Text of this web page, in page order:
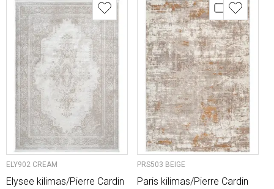
ELY902 CREAM
Elysee kilimas/Pierre Cardin
PRS503 BEIGE
Paris kilimas/Pierre Cardin